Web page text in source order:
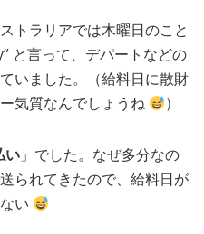
トラリアでは木曜日のこと
と言って、デパートなどの
いました。（給料日に散財
気質なんでしょうね
）
い 」でした。なぜ多分なの
られてきたので、給料日が
い